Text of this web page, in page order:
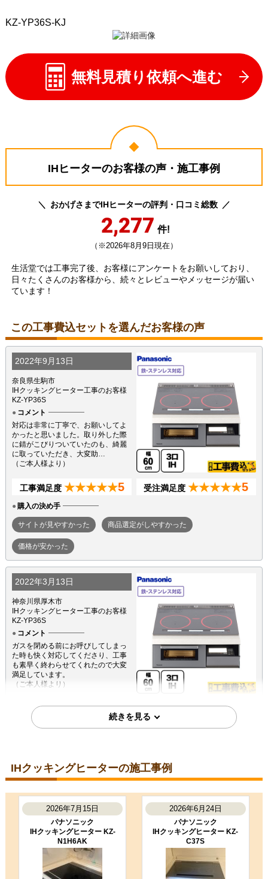
KZ-YP36S-KJ
無料見積り依頼へ進む
IHヒーターのお客様の声・施工事例
おかげさまでIHヒーターの評判・口コミ総数
2,277 件!
（※2026年8月9日現在）
生活堂では工事完了後、お客様にアンケートをお願いしており、
日々たくさんのお客様から、続々とレビューやメッセージが届い
ています！
この工事費込セットを選んだお客様の声
2022年9月13日
奈良県生駒市
IHクッキングヒーター工事のお客様
KZ-YP36S
コメント
対応は非常に丁寧で、お願いしてよ
かったと思いました。取り外した際
に錆がこびりついていたのも、綺麗
に取っていただき、大変助…
（ご本人様より）
工事満足度 ★★★★★5 受注満足度 ★★★★★5
購入の決め手
サイトが見やすかった 商品選定がしやすかった
価格が安かった
2022年3月13日
神奈川県厚木市
IHクッキングヒーター工事のお客様
KZ-YP36S
コメント
ガスを閉める前にお呼びしてしまっ
た時も快く対応してくださり、工事
も素早く終わらせてくれたので大変
満足しています。
（ご本人様より）
工事満足度 ★★★★★5 受注満足度 ★★★☆☆
購入の決め手
2021年12月18日
神奈川県横浜市
IHクッキングヒーター工事のお客様
コメント
IH周りの掃除もしていただいた 商品
説明をしていただいた レンジフード
との連動設定もしていただいた
（ご本人様より）
IHクッキングヒーターの施工事例
2026年7月15日
パナソニック
IHクッキングヒーター KZ-
N1H6AK
2026年6月24日
パナソニック
IHクッキングヒーター KZ-
C37S